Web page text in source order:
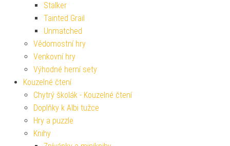
Stalker
Tainted Grail
Unmatched
Vědomostní hry
Venkovní hry
Výhodné herní sety
Kouzelné čtení
Chytrý školák - Kouzelné čtení
Doplňky k Albi tužce
Hry a puzzle
Knihy